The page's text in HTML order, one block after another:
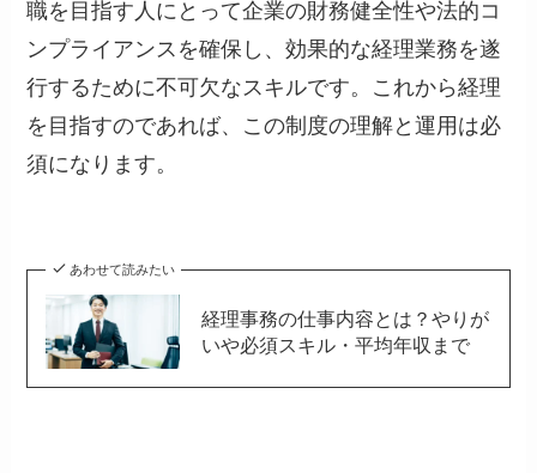
職を目指す人にとって企業の財務健全性や法的コ
ンプライアンスを確保し、効果的な経理業務を遂
行するために不可欠なスキルです。これから経理
を目指すのであれば、この制度の理解と運用は必
須になります。
あわせて読みたい
経理事務の仕事内容とは？やりが
いや必須スキル・平均年収まで